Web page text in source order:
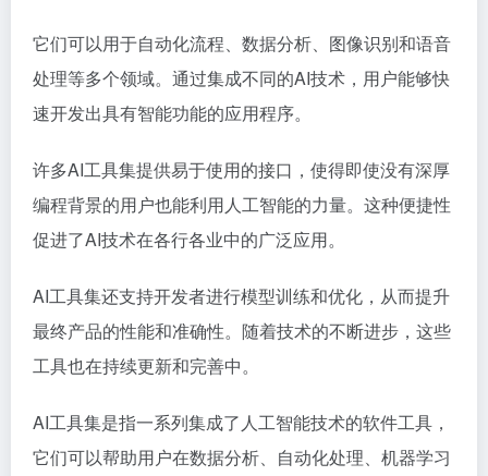
它们可以用于自动化流程、数据分析、图像识别和语音
处理等多个领域。通过集成不同的AI技术，用户能够快
速开发出具有智能功能的应用程序。
许多AI工具集提供易于使用的接口，使得即使没有深厚
编程背景的用户也能利用人工智能的力量。这种便捷性
促进了AI技术在各行各业中的广泛应用。
AI工具集还支持开发者进行模型训练和优化，从而提升
最终产品的性能和准确性。随着技术的不断进步，这些
工具也在持续更新和完善中。
AI工具集是指一系列集成了人工智能技术的软件工具，
它们可以帮助用户在数据分析、自动化处理、机器学习